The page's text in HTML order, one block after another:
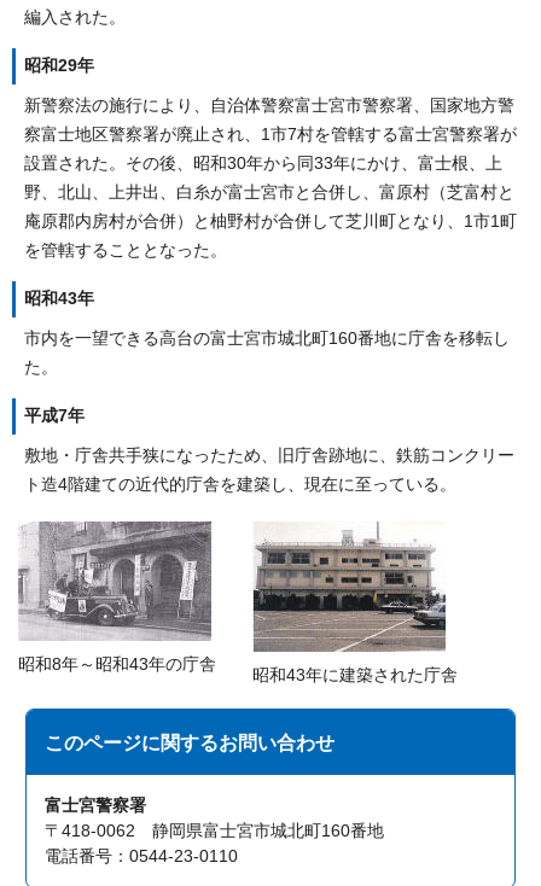
編入された。
昭和29年
新警察法の施行により、自治体警察富士宮市警察署、国家地方警
察富士地区警察署が廃止され、1市7村を管轄する富士宮警察署が
設置された。その後、昭和30年から同33年にかけ、富士根、上
野、北山、上井出、白糸が富士宮市と合併し、富原村（芝富村と
庵原郡内房村が合併）と柚野村が合併して芝川町となり、1市1町
を管轄することとなった。
昭和43年
市内を一望できる高台の富士宮市城北町160番地に庁舎を移転し
た。
平成7年
敷地・庁舎共手狭になったため、旧庁舎跡地に、鉄筋コンクリー
ト造4階建ての近代的庁舎を建築し、現在に至っている。
昭和8年～昭和43年の庁舎
昭和43年に建築された庁舎
このページに関するお問い合わせ
富士宮警察署
〒418-0062 静岡県富士宮市城北町160番地
電話番号：0544-23-0110